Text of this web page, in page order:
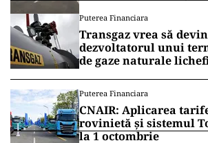
Vrei să fii mereu la curent cu toate
Puterea.ro și pe canalul de
Emil Boc refuză un nou
premier: „Mulțam